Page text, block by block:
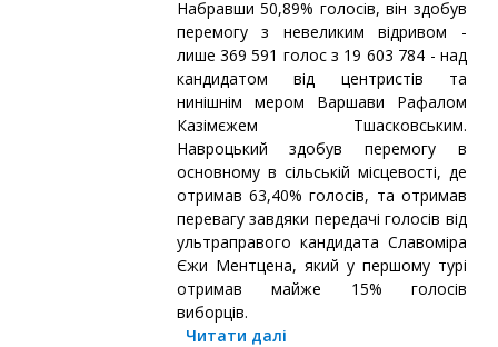
Набравши 50,89% голосів, він здобув
перемогу з невеликим відривом -
лише 369 591 голос з 19 603 784 - над
кандидатом від центристів та
нинішнім мером Варшави Рафалом
Казімєжем Тшасковським.
Навроцький здобув перемогу в
основному в сільській місцевості, де
отримав 63,40% голосів, та отримав
перевагу завдяки передачі голосів від
ультраправого кандидата Славоміра
Єжи Ментцена, який у першому турі
отримав майже 15% голосів
виборців.
Читати далі